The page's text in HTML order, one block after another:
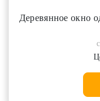
Деревянное окно